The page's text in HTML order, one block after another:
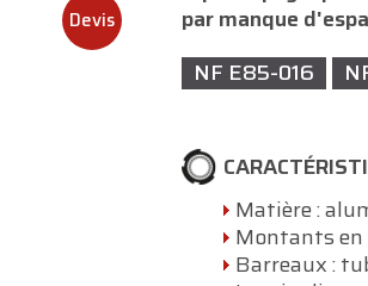
Devis
par manque
NF E85-016
Matière :
Montants en
Barreaux :